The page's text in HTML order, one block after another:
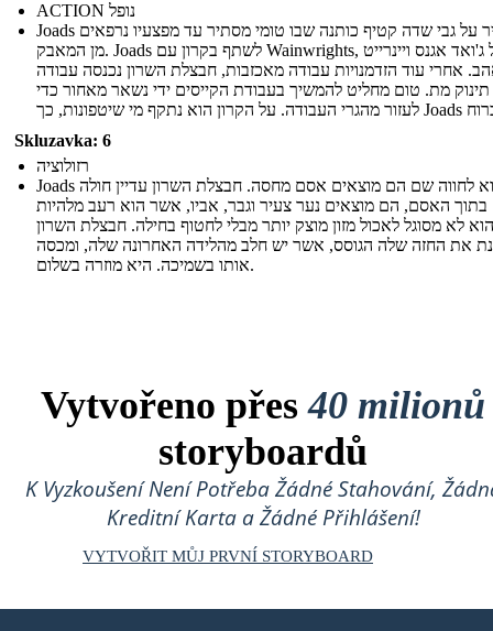
ACTION נופל
Joads להעביר על גבי שדה קטיף כותנה שבו טומי מסתיר עד מפצעיו נרפאים
מן המאבק. Joads לשתף בקרון עם Wainwrights, ואל ג'ואד אגנס ויינרייט
אחרי עוד הזדמנויות עבודה מאכזבות, חבצלת השרון נכנסה עבודה
תינוק מת. טום מחליט להמשיך בעבודת הקייסים ידי נשאר מאחור כדי
Skluzavka: 6
רזולוציה
Joads לבוא לחווה שם הם מוצאים אסם מחסה. חבצלת השרון עדיין חולה
בתוך האסם, הם מוצאים נער צעיר וגבר, אביו, אשר הוא רעב מלהיות
לא מסוגל לאכול מזון מוצק יותר מבלי לחטוף בחילה. חבצלת השרון
את החזה שלה הגוסס, אשר יש חלב מהלידה האחרונה שלה, ומכסה
אותו בשמיכה. היא מוזרה בשלום.
Vytvořeno přes40 milionů
storyboardů
K Vyzkoušení Není Potřeba Žádné Stahování,
Kreditní Karta a Žádné Přihlášení!
VYTVOŘIT MŮJ PRVNÍ STORYBOARD